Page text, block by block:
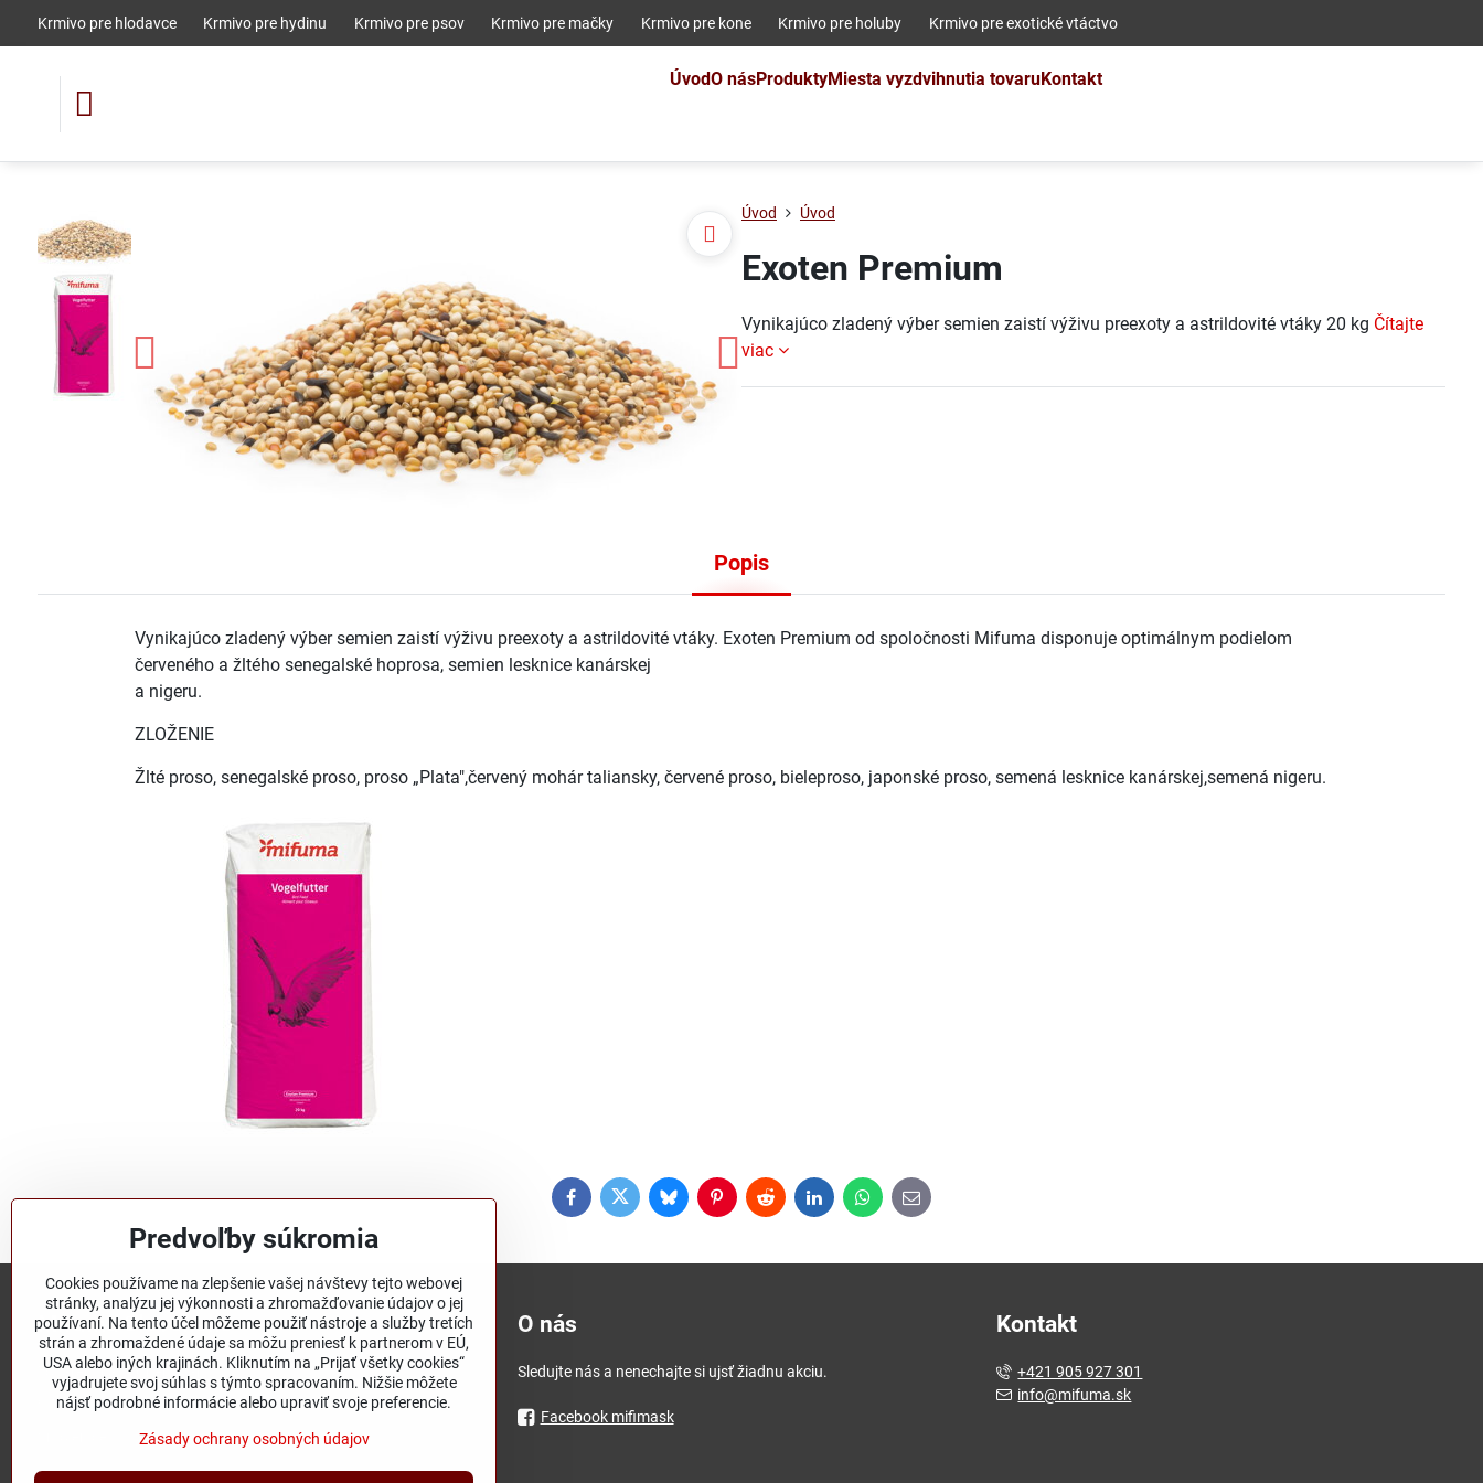
Krmivo pre hlodavce Krmivo pre hydinu Krmivo pre psov Krmivo pre mačky Krmivo pre kone Krmivo pre holuby Krmivo pre exotické vtáctvo
ÚvodO násProduktyMiesta vyzdvihnutia tovaruKontakt
Úvod Úvod
Exoten Premium
Vynikajúco zladený výber semien zaistí výživu preexoty a astrildovité vtáky 20 kg Čítajte
viac
Popis
Vynikajúco zladený výber semien zaistí výživu preexoty a astrildovité vtáky. Exoten Premium od spoločnosti Mifuma disponuje optimálnym podielom
červeného a žltého senegalské hoprosa, semien lesknice kanárskej
a nigeru.
ZLOŽENIE
Žlté proso, senegalské proso, proso „Plata",červený mohár taliansky, červené proso, bieleproso, japonské proso, semená lesknice kanárskej,semená nigeru.
FacebookTwitterBlueskyPinterestRedditLinkedInWhatsApp
E-
mail
Mifuma Slovensko
Továrenská 7, Chemolak,
919 04
O nás
Sledujte nás a nenechajte si ujsť žiadnu akciu.
Facebook mifimask
Kontakt
+421 905 927 301
info@mifuma.sk
Predvoľby súkromia
Cookies používame na zlepšenie vašej návštevy tejto webovej
stránky, analýzu jej výkonnosti a zhromažďovanie údajov o jej
používaní. Na tento účel môžeme použiť nástroje a služby tretích
strán a zhromaždené údaje sa môžu preniesť k partnerom v EÚ,
USA alebo iných krajinách. Kliknutím na „Prijať všetky cookies“
vyjadrujete svoj súhlas s týmto spracovaním. Nižšie môžete
nájsť podrobné informácie alebo upraviť svoje preferencie.
Zásady ochrany osobných údajov